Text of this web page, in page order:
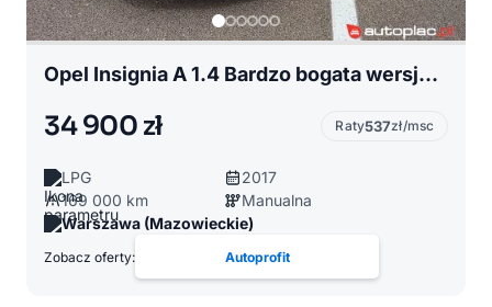
Opel Insignia A 1.4 Bardzo bogata wersja, fabryczna instalacja LPG
34 900 zł Raty537zł/msc
LPG
2017
169 000 km
Manualna
Warszawa (Mazowieckie)
Zobacz oferty: Autoprofit